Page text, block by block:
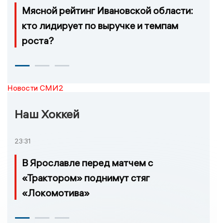
Мясной рейтинг Ивановской области:
кто лидирует по выручке и темпам
роста?
Новости СМИ2
Наш Хоккей
23:31
В Ярославле перед матчем с
«Трактором» поднимут стяг
«Локомотива»